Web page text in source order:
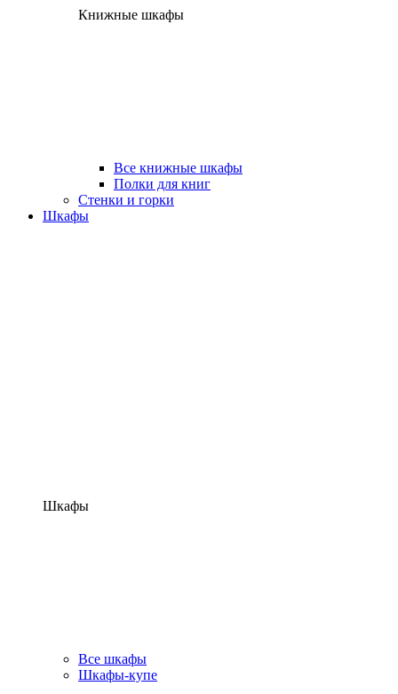
Книжные шкафы
Все книжные шкафы
Полки для книг
Стенки и горки
Шкафы
Шкафы
Все шкафы
Шкафы-купе